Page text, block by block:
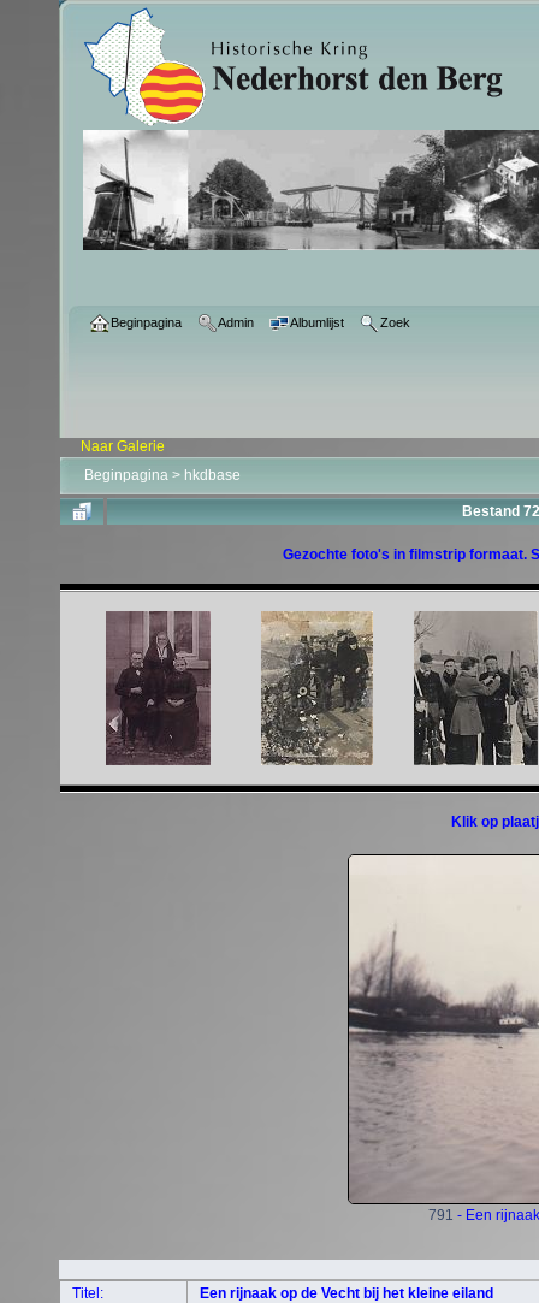
Beginpagina Admin Albumlijst Zoek
Naar Galerie
Beginpagina > hkdbase
Bestand
Gezochte foto's in filmstrip formaat.
Klik op
791 - Een
Titel:
Een rijnaak op de Vecht bij het kleine eiland